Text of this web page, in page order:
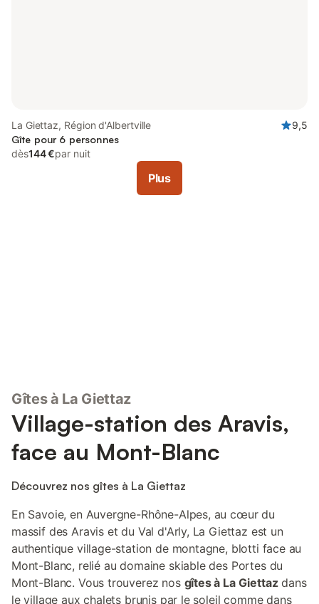
La Giettaz, Région d'Albertville
9,5
Gîte pour 6 personnes
dès144 €par nuit
Plus
Gîtes à La Giettaz
Village-station des Aravis,
face au Mont-Blanc
Découvrez nos gîtes à La Giettaz
En Savoie, en Auvergne-Rhône-Alpes, au cœur du
massif des Aravis et du Val d'Arly, La Giettaz est un
authentique village-station de montagne, blotti face au
Mont-Blanc, relié au domaine skiable des Portes du
Mont-Blanc. Vous trouverez nos gîtes à La Giettazdans
le village aux chalets brunis par le soleil comme dans